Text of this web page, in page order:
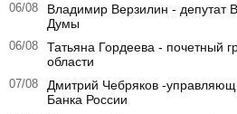
06/08
Владимир Верзилин - депутат
Думы
06/08
Татьяна Гордеева - почетный
области
07/08
Дмитрий Чебряков -
Банка России